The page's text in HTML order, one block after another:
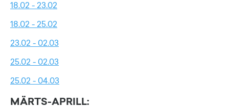
18.02 - 23.02
18.02 - 25.02
23.02 - 02.03
25.02 - 02.03
25.02 - 04.03
MÄRTS-APRILL: